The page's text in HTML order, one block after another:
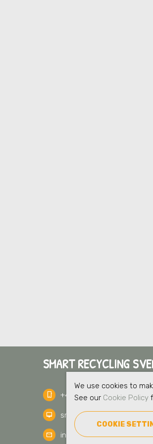
SMART RECYCLING
phone_iphone +46 8 56 211 811
desktop_mac smartrecycling.se
mail info@smartrecycling.se
We use cookies to
See our Cookie Policy
COOKIE